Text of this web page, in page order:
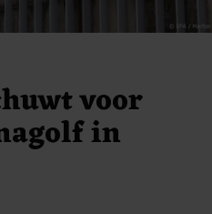
voor
in